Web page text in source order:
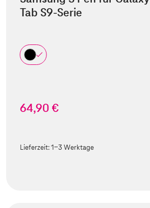
Tab S9-Serie
64,90 €
Lieferzeit:1-3 Werktage